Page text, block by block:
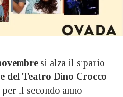
si alza il sipario
del Teatro Dino Crocco
per il secondo anno